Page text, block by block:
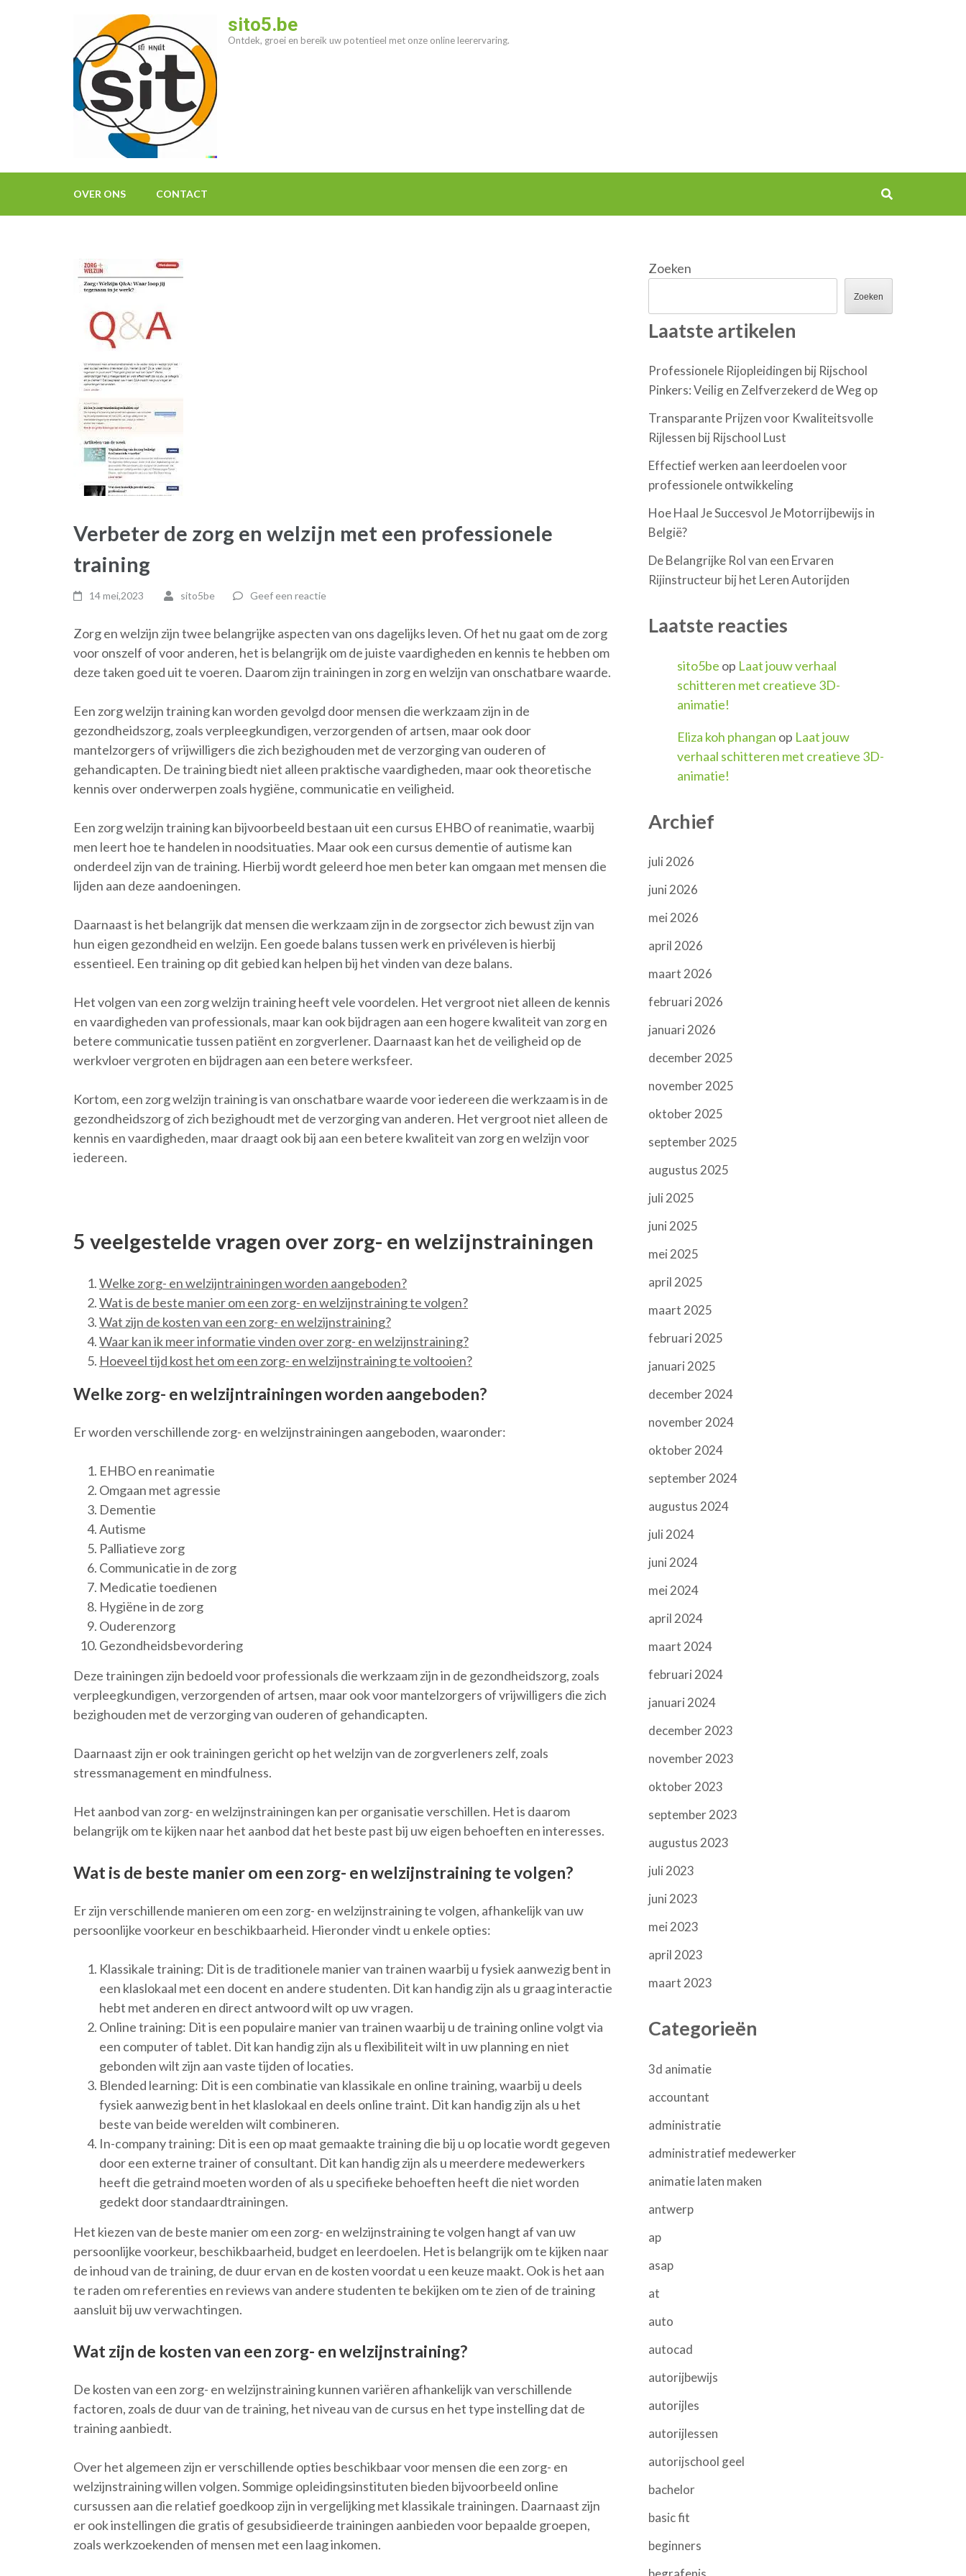
sito5.be
Ontdek, groei en bereik uw potentieel met onze online leerervaring.
OVER ONS CONTACT
Verbeter de zorg en welzijn met een professionele
training
14 mei,2023 sito5be Geef een reactie
Zorg en welzijn zijn twee belangrijke aspecten van ons dagelijks leven. Of het nu gaat om de zorg
voor onszelf of voor anderen, het is belangrijk om de juiste vaardigheden en kennis te hebben om
deze taken goed uit te voeren. Daarom zijn trainingen in zorg en welzijn van onschatbare waarde.
Een zorg welzijn training kan worden gevolgd door mensen die werkzaam zijn in de
gezondheidszorg, zoals verpleegkundigen, verzorgenden of artsen, maar ook door
mantelzorgers of vrijwilligers die zich bezighouden met de verzorging van ouderen of
gehandicapten. De training biedt niet alleen praktische vaardigheden, maar ook theoretische
kennis over onderwerpen zoals hygiëne, communicatie en veiligheid.
Een zorg welzijn training kan bijvoorbeeld bestaan uit een cursus EHBO of reanimatie, waarbij
men leert hoe te handelen in noodsituaties. Maar ook een cursus dementie of autisme kan
onderdeel zijn van de training. Hierbij wordt geleerd hoe men beter kan omgaan met mensen die
lijden aan deze aandoeningen.
Daarnaast is het belangrijk dat mensen die werkzaam zijn in de zorgsector zich bewust zijn van
hun eigen gezondheid en welzijn. Een goede balans tussen werk en privéleven is hierbij
essentieel. Een training op dit gebied kan helpen bij het vinden van deze balans.
Het volgen van een zorg welzijn training heeft vele voordelen. Het vergroot niet alleen de kennis
en vaardigheden van professionals, maar kan ook bijdragen aan een hogere kwaliteit van zorg en
betere communicatie tussen patiënt en zorgverlener. Daarnaast kan het de veiligheid op de
werkvloer vergroten en bijdragen aan een betere werksfeer.
Kortom, een zorg welzijn training is van onschatbare waarde voor iedereen die werkzaam is in de
gezondheidszorg of zich bezighoudt met de verzorging van anderen. Het vergroot niet alleen de
kennis en vaardigheden, maar draagt ook bij aan een betere kwaliteit van zorg en welzijn voor
iedereen.
5 veelgestelde vragen over zorg- en welzijnstrainingen
Welke zorg- en welzijntrainingen worden aangeboden?
Wat is de beste manier om een zorg- en welzijnstraining te volgen?
Wat zijn de kosten van een zorg- en welzijnstraining?
Waar kan ik meer informatie vinden over zorg- en welzijnstraining?
Hoeveel tijd kost het om een zorg- en welzijnstraining te voltooien?
Welke zorg- en welzijntrainingen worden aangeboden?
Er worden verschillende zorg- en welzijnstrainingen aangeboden, waaronder:
EHBO en reanimatie
Omgaan met agressie
Dementie
Autisme
Palliatieve zorg
Communicatie in de zorg
Medicatie toedienen
Hygiëne in de zorg
Ouderenzorg
Gezondheidsbevordering
Deze trainingen zijn bedoeld voor professionals die werkzaam zijn in de gezondheidszorg, zoals
verpleegkundigen, verzorgenden of artsen, maar ook voor mantelzorgers of vrijwilligers die zich
bezighouden met de verzorging van ouderen of gehandicapten.
Daarnaast zijn er ook trainingen gericht op het welzijn van de zorgverleners zelf, zoals
stressmanagement en mindfulness.
Het aanbod van zorg- en welzijnstrainingen kan per organisatie verschillen. Het is daarom
belangrijk om te kijken naar het aanbod dat het beste past bij uw eigen behoeften en interesses.
Wat is de beste manier om een zorg- en welzijnstraining te volgen?
Er zijn verschillende manieren om een zorg- en welzijnstraining te volgen, afhankelijk van uw
persoonlijke voorkeur en beschikbaarheid. Hieronder vindt u enkele opties:
Klassikale training: Dit is de traditionele manier van trainen waarbij u fysiek aanwezig bent in
een klaslokaal met een docent en andere studenten. Dit kan handig zijn als u graag interactie
hebt met anderen en direct antwoord wilt op uw vragen.
Online training: Dit is een populaire manier van trainen waarbij u de training online volgt via
een computer of tablet. Dit kan handig zijn als u flexibiliteit wilt in uw planning en niet
gebonden wilt zijn aan vaste tijden of locaties.
Blended learning: Dit is een combinatie van klassikale en online training, waarbij u deels
fysiek aanwezig bent in het klaslokaal en deels online traint. Dit kan handig zijn als u het
beste van beide werelden wilt combineren.
In-company training: Dit is een op maat gemaakte training die bij u op locatie wordt gegeven
door een externe trainer of consultant. Dit kan handig zijn als u meerdere medewerkers
heeft die getraind moeten worden of als u specifieke behoeften heeft die niet worden
gedekt door standaardtrainingen.
Het kiezen van de beste manier om een zorg- en welzijnstraining te volgen hangt af van uw
persoonlijke voorkeur, beschikbaarheid, budget en leerdoelen. Het is belangrijk om te kijken naar
de inhoud van de training, de duur ervan en de kosten voordat u een keuze maakt. Ook is het aan
te raden om referenties en reviews van andere studenten te bekijken om te zien of de training
aansluit bij uw verwachtingen.
Wat zijn de kosten van een zorg- en welzijnstraining?
De kosten van een zorg- en welzijnstraining kunnen variëren afhankelijk van verschillende
factoren, zoals de duur van de training, het niveau van de cursus en het type instelling dat de
training aanbiedt.
Over het algemeen zijn er verschillende opties beschikbaar voor mensen die een zorg- en
welzijnstraining willen volgen. Sommige opleidingsinstituten bieden bijvoorbeeld online
cursussen aan die relatief goedkoop zijn in vergelijking met klassikale trainingen. Daarnaast zijn
er ook instellingen die gratis of gesubsidieerde trainingen aanbieden voor bepaalde groepen,
zoals werkzoekenden of mensen met een laag inkomen.
Zoeken
Zoeken
Laatste artikelen
Professionele Rijopleidingen bij Rijschool
Pinkers: Veilig en Zelfverzekerd de Weg op
Transparante Prijzen voor Kwaliteitsvolle
Rijlessen bij Rijschool Lust
Effectief werken aan leerdoelen voor
professionele ontwikkeling
Hoe Haal Je Succesvol Je Motorrijbewijs in
België?
De Belangrijke Rol van een Ervaren
Rijinstructeur bij het Leren Autorijden
Laatste reacties
sito5be op Laat jouw verhaal
schitteren met creatieve 3D-
animatie!
Eliza koh phangan op Laat jouw
verhaal schitteren met creatieve 3D-
animatie!
Archief
juli 2026
juni 2026
mei 2026
april 2026
maart 2026
februari 2026
januari 2026
december 2025
november 2025
oktober 2025
september 2025
augustus 2025
juli 2025
juni 2025
mei 2025
april 2025
maart 2025
februari 2025
januari 2025
december 2024
november 2024
oktober 2024
september 2024
augustus 2024
juli 2024
juni 2024
mei 2024
april 2024
maart 2024
februari 2024
januari 2024
december 2023
november 2023
oktober 2023
september 2023
augustus 2023
juli 2023
juni 2023
mei 2023
april 2023
maart 2023
Categorieën
3d animatie
accountant
administratie
administratief medewerker
animatie laten maken
antwerp
ap
asap
at
auto
autocad
autorijbewijs
autorijles
autorijlessen
autorijschool geel
bachelor
basic fit
beginners